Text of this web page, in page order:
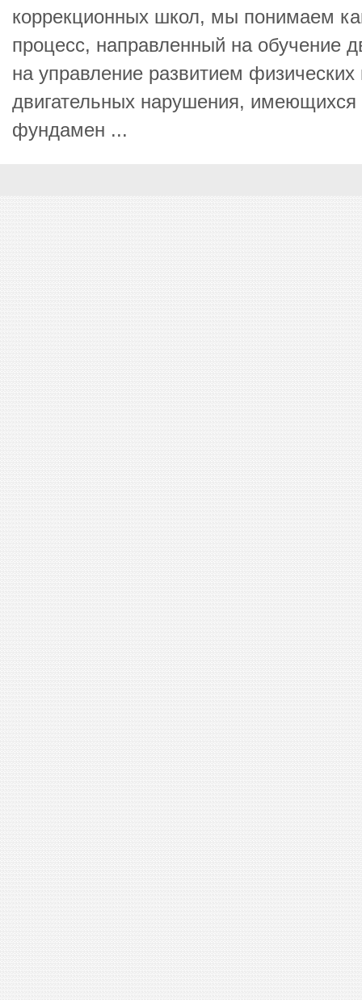
коррекционных школ, мы понимаем
процесс, направленный на обучение
на управление развитием
двигательных нарушения,
фундамен ...